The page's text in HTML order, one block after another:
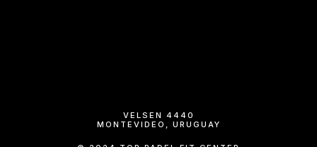
VELSEN 4440
MONTEVIDEO, URUGUAY